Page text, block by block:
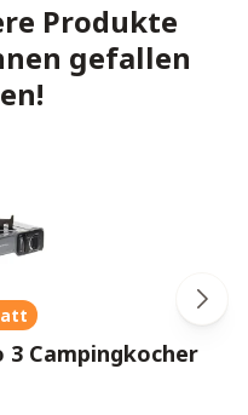
Produkte
gefallen
3 Campingkocher